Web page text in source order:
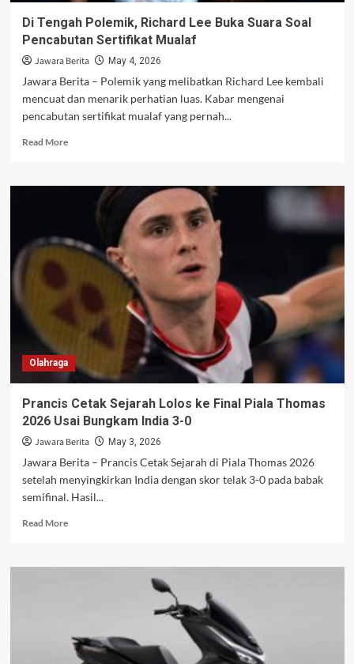
Di Tengah Polemik, Richard Lee Buka Suara Soal
Pencabutan Sertifikat Mualaf
Jawara Berita May 4, 2026
Jawara Berita – Polemik yang melibatkan Richard Lee kembali
mencuat dan menarik perhatian luas. Kabar mengenai
pencabutan sertifikat mualaf yang pernah...
Read MoreRead
Di
Lee
Buka
Pencabutan
Sertifikat
Olahraga
Prancis Cetak Sejarah Lolos ke Final Piala Thomas
2026 Usai Bungkam India 3-0
Jawara Berita May 3, 2026
Jawara Berita – Prancis Cetak Sejarah di Piala Thomas 2026
setelah menyingkirkan India dengan skor telak 3-0 pada babak
semifinal. Hasil...
Read MoreRead
Prancis
Final
Piala